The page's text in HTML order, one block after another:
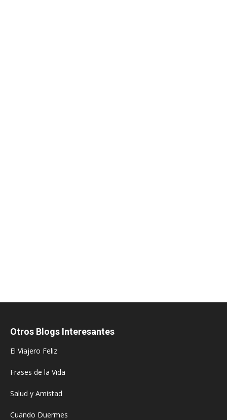
Otros Blogs Interesantes
El Viajero Feliz
Frases de la Vida
Salud y Amistad
Cuando Duermes